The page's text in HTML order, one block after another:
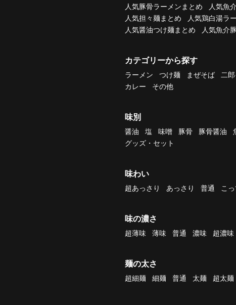
人気豚骨ラーメンまとめ
人気魚
人気担々麺まとめ
人気鶏白湯ラ
人気醤油つけ麺まとめ
人気魚介
カテゴリーから探す
ラーメン つけ麺 まぜそば 二
カレー
その他
味別
醤油 塩 味噌 豚骨 豚骨醤油
グッズ・セット
味わい
超あっさり あっさり 普通 こっ
味の濃さ
超薄味 薄味 普通 濃味 超濃味
麺の太さ
超細麺 細麺 普通 太麺 超太麺